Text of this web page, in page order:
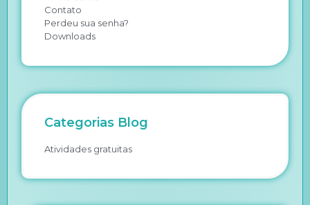
Contato
Perdeu sua senha?
Downloads
Categorias Blog
Atividades gratuitas